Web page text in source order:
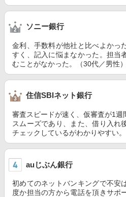
ソニー銀行
金利、手数料が他社と比べよかっ
すく、記入に悩まなかった。担当
むことがなかった。（30代／男性）
住信SBIネット銀行
審査スピードが速く、仮審査が1週
スムーズであり、また、借り入れ
チェックしているがわかりやすい。
auじぶん銀行
初めてのネットバンキングで不安
度か担当の方から電話を頂きサポ